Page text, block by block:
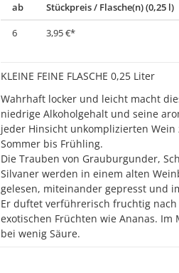
ab
Stückpreis / Flasche(n) (0,25 l)
6
3,95 €*
KLEINE FEINE FLASCHE 0,25 Liter
Wahrhaft locker und leicht macht
niedrige Alkoholgehalt und seine
jeder Hinsicht unkomplizierten
Sommer bis Frühling.
Die Trauben von Grauburgunder,
Silvaner werden in einem alten
gelesen, miteinander gepresst und
Er duftet verführerisch fruchtig
exotischen Früchten wie Ananas.
bei wenig Säure.